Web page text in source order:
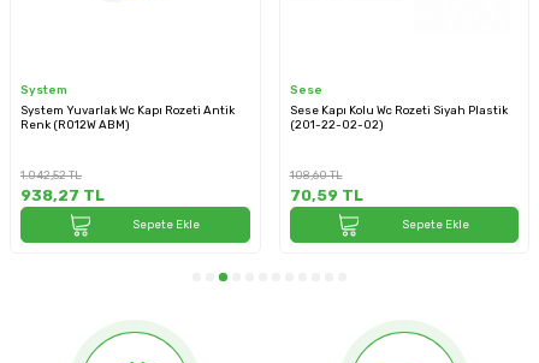
System
System Yuvarlak Wc Kapı Rozeti Antik
Renk (RO12W ABM)
1.042,52TL
938,27 TL
Sepete Ekle
Sese
Sese Kapı Kolu Wc Rozeti Siyah Plastik
(201-22-02-02)
108,60TL
70,59TL
Sepete Ekle